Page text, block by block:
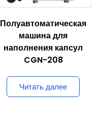
Полуавтоматическая
машина для
наполнения капсул
CGN-208
Читать далее